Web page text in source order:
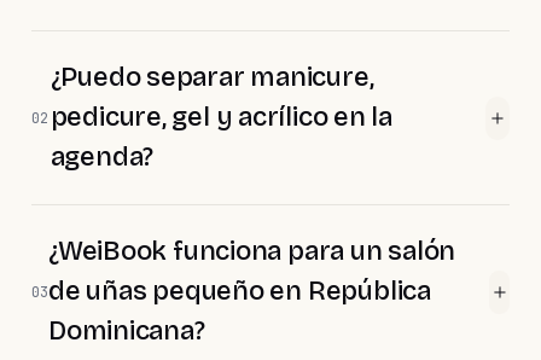
02
¿Puedo separar manicure,
pedicure, gel y acrílico en la
agenda?
03
¿WeiBook funciona para un salón
de uñas pequeño en República
Dominicana?